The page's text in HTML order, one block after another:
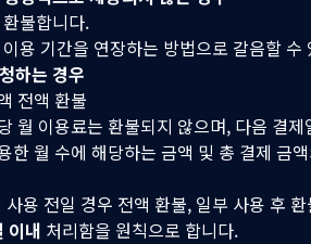
불합니다.
용 기간을 연장하는 방법으로 갈음할 수
하는 경우
전액 환불
월 이용료는 환불되지 않으며, 다음 결
한 월 수에 해당하는 금액 및 총 결제 금
사용 전일 경우 전액 환불, 일부 사용 후
이내 처리함을 원칙으로 합니다.